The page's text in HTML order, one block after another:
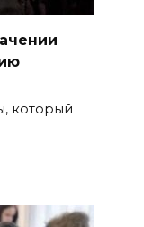
который